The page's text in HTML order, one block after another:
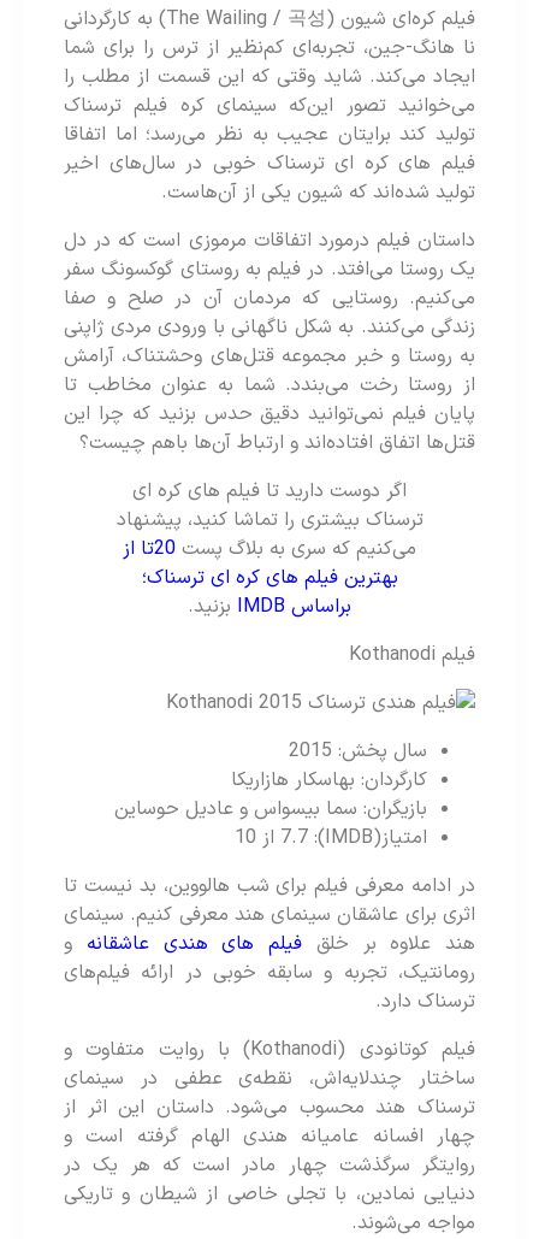
فیلم کره‌ای شیون (The Wailing / 곡성) به کارگردانی
نا هانگ-جین، تجربه‌ای کم‌نظیر از ترس را برای شما
ایجاد می‌کند. شاید وقتی که این قسمت از مطلب را
می‌خوانید تصور این‌که سینمای کره فیلم ترسناک
تولید کند برایتان عجیب به نظر می‌رسد؛ اما اتفاقا
فیلم های کره ای ترسناک خوبی در سال‌های اخیر
تولید شده‌اند که شیون یکی از آن‌هاست.
داستان فیلم درمورد اتفاقات مرموزی است که در دل
یک روستا می‌افتد. در فیلم به روستای گوکسونگ سفر
می‌کنیم. روستایی که مردمان آن در صلح و صفا
زندگی می‌کنند. به شکل ناگهانی با ورودی مردی ژاپنی
به روستا و خبر مجموعه قتل‌های وحشتناک، آرامش
از روستا رخت می‌بندد. شما به عنوان مخاطب تا
پایان فیلم نمی‌توانید دقیق حدس بزنید که چرا این
قتل‌ها اتفاق افتاده‌اند و ارتباط آن‌ها باهم چیست؟
اگر دوست دارید تا فیلم های کره ای
ترسناک بیشتری را تماشا کنید، پیشنهاد
می‌کنیم که سری به بلاگ پست
20تا از
بهترین فیلم های کره ای ترسناک؛
براساس IMDB
بزنید.
فیلم Kothanodi
سال پخش: 2015
کارگردان: بهاسکار هازاریکا
بازیگران: سما بیسواس و عادیل حوساین
امتیاز(IMDB): 7.7 از 10
در ادامه معرفی فیلم برای شب هالووین، بد نیست تا
اثری برای عاشقان سینمای هند معرفی کنیم. سینمای
هند علاوه بر خلق فیلم های هندی عاشقانه و
رومانتیک، تجربه و سابقه خوبی در ارائه فیلم‌های
ترسناک دارد.
فیلم کوتانودی (Kothanodi) با روایت متفاوت و
ساختار چندلایه‌اش، نقطه‌ی عطفی در سینمای
ترسناک هند محسوب می‌شود. داستان این اثر از
چهار افسانه عامیانه‌ هندی الهام گرفته است و
روایتگر سرگذشت چهار مادر است که هر یک در
دنیایی نمادین، با تجلی خاصی از شیطان و تاریکی
مواجه می‌شوند.